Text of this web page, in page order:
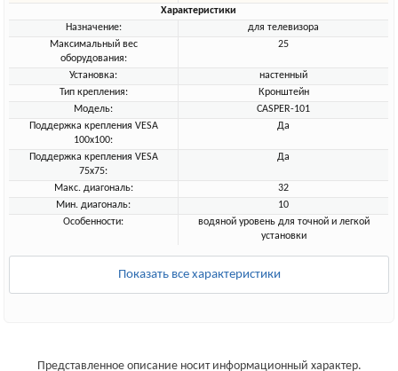
Характеристики
Назначение:
для телевизора
Максимальный вес
оборудования:
25
Установка:
настенный
Тип крепления:
Кронштейн
Модель:
CASPER-101
Поддержка крепления VESA
100х100:
Да
Поддержка крепления VESA
75х75:
Да
Макс. диагональ:
32
Мин. диагональ:
10
Особенности:
водяной уровень для точной и легкой
установки
Показать все характеристики
Представленное описание носит информационный характер.